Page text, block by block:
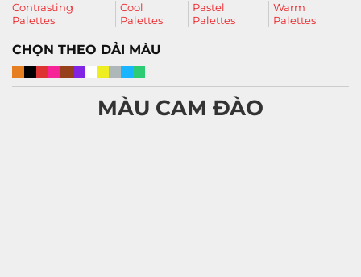
Contrasting
Palettes
Cool
Palettes
Pastel
Palettes
Warm
Palettes
CHỌN THEO DẢI MÀU
MÀU CAM ĐÀO